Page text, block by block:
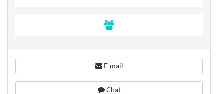
E-mail
Chat